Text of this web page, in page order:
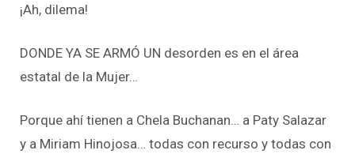
¡Ah, dilema!
DONDE YA SE ARMÓ UN desorden es en el área
estatal de la Mujer…
Porque ahí tienen a Chela Buchanan… a Paty Salazar
y a Miriam Hinojosa… todas con recurso y todas con